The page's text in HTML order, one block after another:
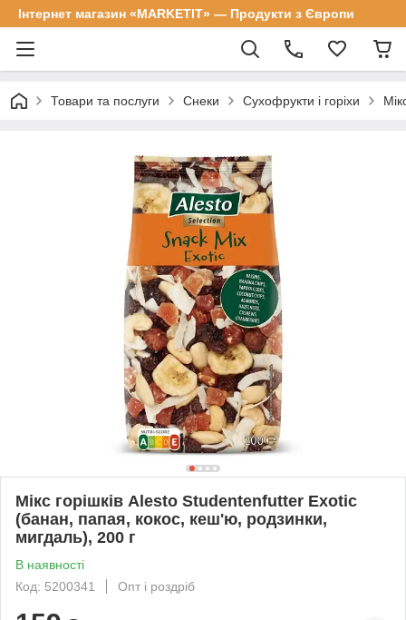
Інтернет магазин «MARKETIT» — Продукти з Європи
Товари та послуги Снеки Сухофрукти і горіхи
Мікс горішків Alesto Studentenfutter Exotic
(банан, папая, кокос, кеш'ю, родзинки,
мигдаль), 200 г
В наявності
Код: 5200341
Опт і роздріб